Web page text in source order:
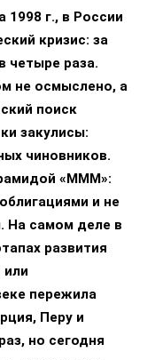
1998 г., в России
кризис: за
четыре раза.
не осмыслено, а
поиск
закулисы:
чиновников.
«МММ»:
и не
На самом деле в
развития
или
пережила
Перу и
но сегодня